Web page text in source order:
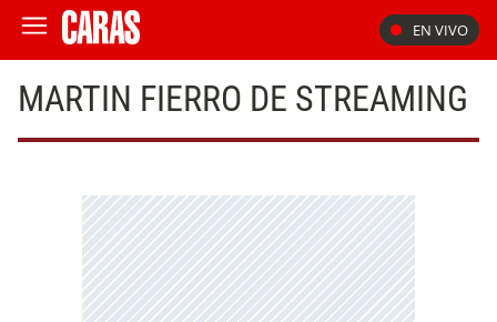
EN VIVO
MARTIN FIERRO DE STREAMING